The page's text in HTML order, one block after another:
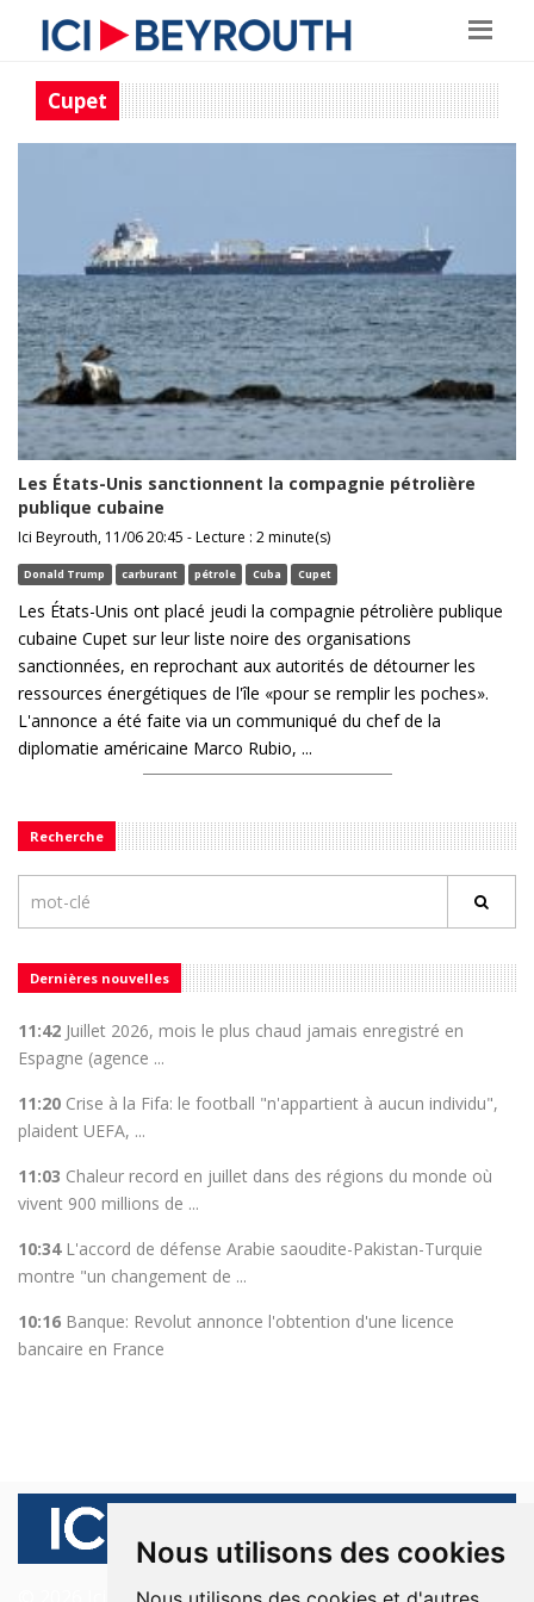
Nous utilisons des cookies
Cupet
Les États-Unis sanctionnent la compagnie pétrolière
publique cubaine
Ici Beyrouth, 11/06 20:45 - Lecture : 2 minute(s)
Donald Trump carburant pétrole Cuba Cupet
Les États-Unis ont placé jeudi la compagnie pétrolière publique
cubaine Cupet sur leur liste noire des organisations
sanctionnées, en reprochant aux autorités de détourner les
ressources énergétiques de l'île «pour se remplir les poches».
L'annonce a été faite via un communiqué du chef de la
diplomatie américaine Marco Rubio, ...
Recherche
Dernières nouvelles
11:42 Juillet 2026, mois le plus chaud jamais enregistré en
Espagne (agence ...
11:20 Crise à la Fifa: le football "n'appartient à aucun individu",
plaident UEFA, ...
11:03 Chaleur record en juillet dans des régions du monde où
vivent 900 millions de ...
10:34 L'accord de défense Arabie saoudite-Pakistan-Turquie
montre "un changement de ...
10:16 Banque: Revolut annonce l'obtention d'une licence
bancaire en France